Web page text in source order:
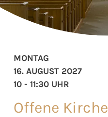
Offene Kirche
MONTAG
16. AUGUST 2027
10 - 11:30 UHR